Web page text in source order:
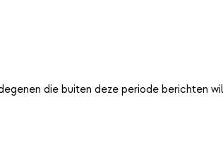
die buiten deze periode berichten